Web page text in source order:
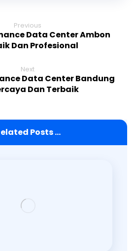
Previous
Data Center Ambon
Dan Profesional
Next
Data Center Bandung
Dan Terbaik
Posts ...